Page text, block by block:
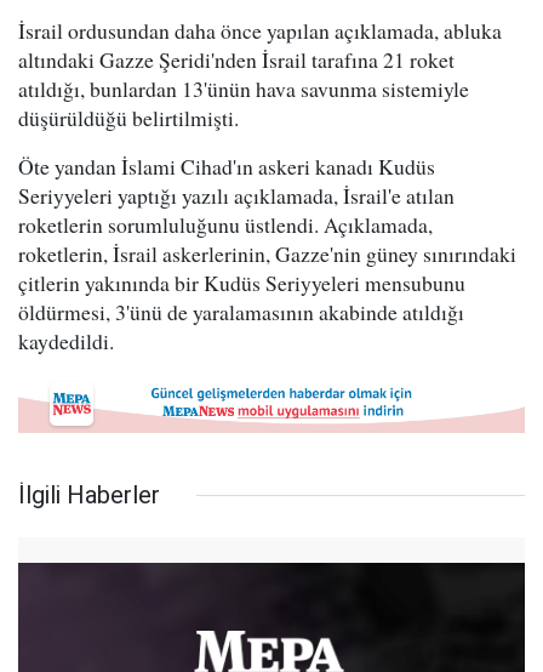
İsrail ordusundan daha önce yapılan açıklamada, abluka
altındaki Gazze Şeridi'nden İsrail tarafına 21 roket
atıldığı, bunlardan 13'ünün hava savunma sistemiyle
düşürüldüğü belirtilmişti.
Öte yandan İslami Cihad'ın askeri kanadı Kudüs
Seriyyeleri yaptığı yazılı açıklamada, İsrail'e atılan
roketlerin sorumluluğunu üstlendi. Açıklamada,
roketlerin, İsrail askerlerinin, Gazze'nin güney sınırındaki
çitlerin yakınında bir Kudüs Seriyyeleri mensubunu
öldürmesi, 3'ünü de yaralamasının akabinde atıldığı
kaydedildi.
İlgili Haberler